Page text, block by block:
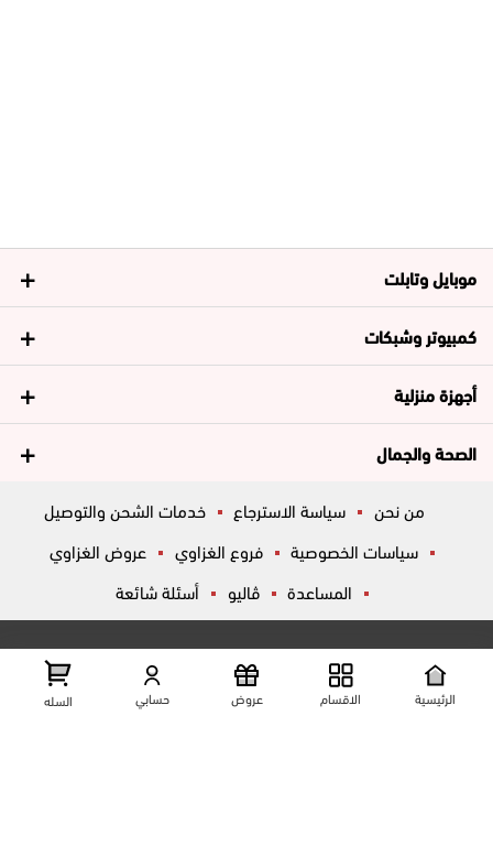
موبايل وتابلت
كمبيوتر وشبكات
أجهزة منزلية
الصحة والجمال
من نحن سياسة الاسترجاع
خدمات الشحن والتوصيل
سياسات الخصوصية
فروع الغزاوي
عروض الغزاوي
المساعدة
ڤاليو أسئلة شائعة
تواصل معانا
شارع المكاتب, الزقازيق , الشرقية, مصر عرض علي الخريطه
الرئيسية الاقسام عروض حسابي السله